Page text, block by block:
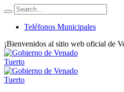
Teléfonos Municipales
¡Bienvenidos al sitio web oficial de